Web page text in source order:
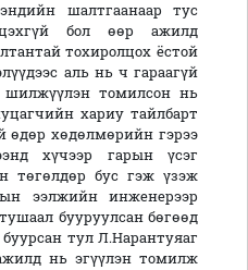
шалтгаанаар тус
бол өөр ажилд
тохиролцох ёстой
аль нь ч гараагүй
шилжүүлэн томилсон нь
хариу тайлбарт
өдөр хөдөлмөрийн гэрээ
хүчээр гарын үсэг
төгөлдөр бус гэж үзэж
ээлжийн инженерээр
бууруулсан бөгөөд
тул Л.Нарантуяаг
нь эгүүлэн томилж